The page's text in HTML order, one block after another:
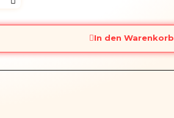
In den Warenkorb